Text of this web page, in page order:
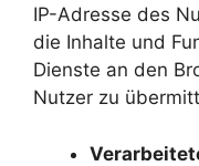
IP-Adresse des
die Inhalte und
Dienste an den
Nutzer zu